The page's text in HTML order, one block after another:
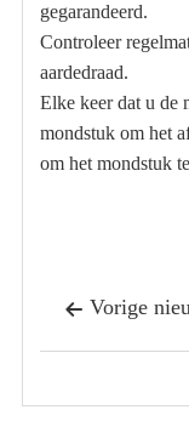
gegarandeerd.
Controleer
aardedraad.
Elke keer dat u de
mondstuk om het
om het mondstuk
 Vorige